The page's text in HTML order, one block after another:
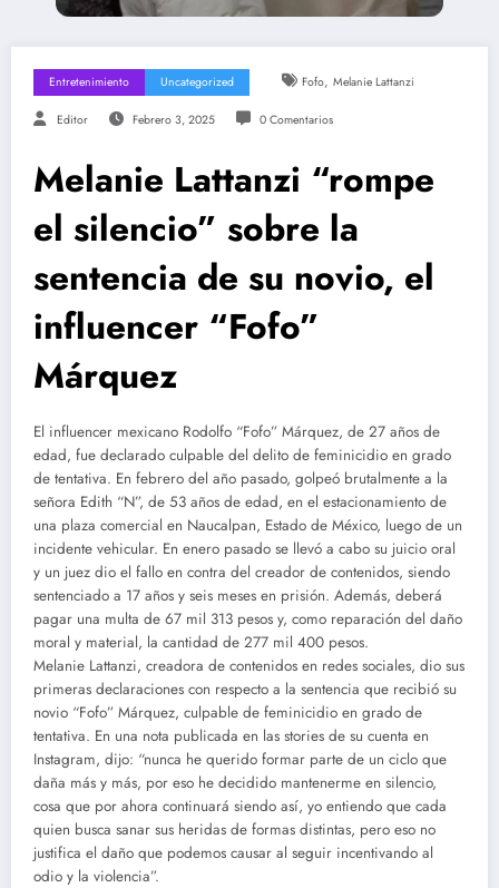
Entretenimiento Uncategorized Fofo, Melanie Lattanzi
Editor Febrero 3, 2025 0 Comentarios
Melanie Lattanzi “rompe
el silencio” sobre la
sentencia de su novio, el
influencer “Fofo”
Márquez
El influencer mexicano Rodolfo “Fofo” Márquez, de 27 años de
edad, fue declarado culpable del delito de feminicidio en grado
de tentativa. En febrero del año pasado, golpeó brutalmente a la
señora Edith “N”, de 53 años de edad, en el estacionamiento de
una plaza comercial en Naucalpan, Estado de México, luego de un
incidente vehicular. En enero pasado se llevó a cabo su juicio oral
y un juez dio el fallo en contra del creador de contenidos, siendo
sentenciado a 17 años y seis meses en prisión. Además, deberá
pagar una multa de 67 mil 313 pesos y, como reparación del daño
moral y material, la cantidad de 277 mil 400 pesos.
Melanie Lattanzi, creadora de contenidos en redes sociales, dio sus
primeras declaraciones con respecto a la sentencia que recibió su
novio “Fofo” Márquez, culpable de feminicidio en grado de
tentativa. En una nota publicada en las stories de su cuenta en
Instagram, dijo: “nunca he querido formar parte de un ciclo que
daña más y más, por eso he decidido mantenerme en silencio,
cosa que por ahora continuará siendo así, yo entiendo que cada
quien busca sanar sus heridas de formas distintas, pero eso no
justifica el daño que podemos causar al seguir incentivando al
odio y la violencia”.